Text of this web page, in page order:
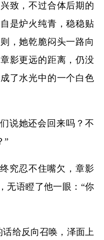
致，不过合体后期的
是炉火纯青，稳稳贴
，她乾脆闷头一路向
影更远的距离，仍没
了水光中的一个白色
说她还会回来吗？不
”
究忍不住嘴欠，章影
无语瞪了他一眼：“你
话给反向召唤，泽面上